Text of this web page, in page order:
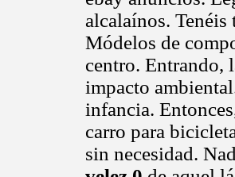
alcalaínos.
Módelos de
centro. Entrando,
impacto
infancia.
carro para
sin necesidad.